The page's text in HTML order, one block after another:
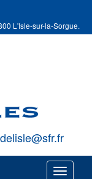
L'Isle-sur-la-Sorgue.